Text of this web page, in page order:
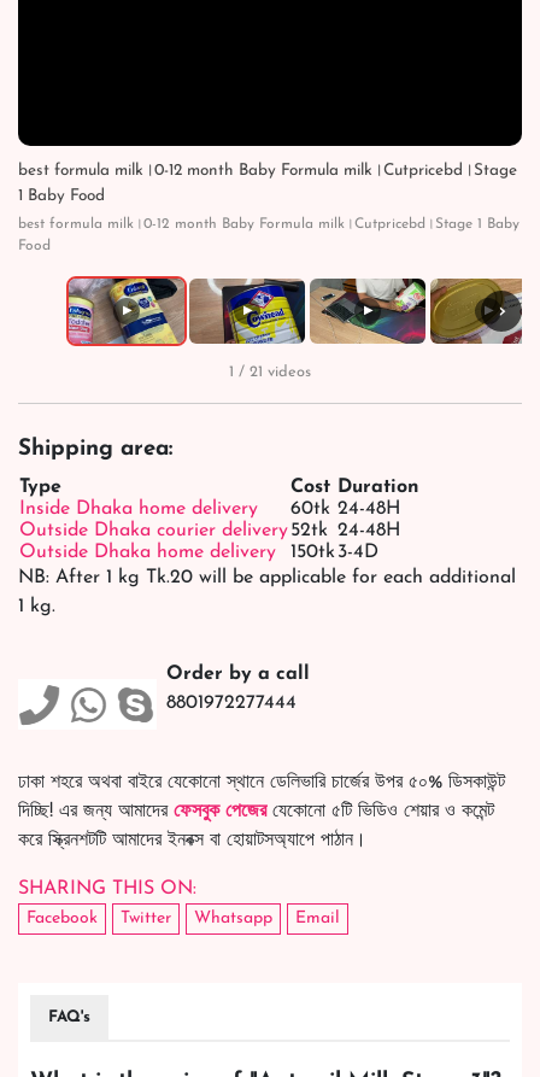
best formula milk।0-12 month Baby Formula milk।Cutpricebd।Stage
1 Baby Food
best formula milk।0-12 month Baby Formula milk।Cutpricebd।Stage 1 Baby
Food
▶ ▶ ▶ ▶ ›
1 / 21 videos
Shipping area:
Type Cost Duration
Inside Dhaka home delivery
60tk 24-48H
Outside Dhaka courier delivery52tk 24-48H
Outside Dhaka home delivery
150tk3-4D
NB: After 1 kg Tk.20 will be applicable for each additional
1 kg.
Order by a call
8801972277444
ঢাকা শহরে অথবা বাইরে যেকোনো স্থানে ডেলিভারি চার্জের উপর ৫০% ডিসকাউন্ট
দিচ্ছি! এর জন্য আমাদের ফেসবুক পেজেরযেকোনো ৫টি ভিডিও শেয়ার ও কমেন্ট
করে স্ক্রিনশটটি আমাদের ইনবক্স বা হোয়াটসঅ্যাপে পাঠান।
SHARING THIS ON:
Facebook Twitter Whatsapp Email
FAQ's